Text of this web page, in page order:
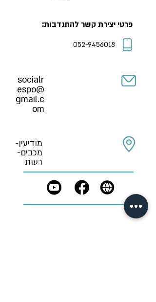
פרטי יצירת קשר להתנדבות:
052-9456018
socialr
espo@
gmail.c
om
מודיעין-
מכבים-
רעות